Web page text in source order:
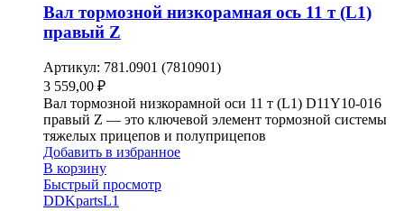
Вал тормозной низкорамная ось 11 т (L1)
правый Z
Артикул: 781.0901 (7810901)
3 559,00 ₽
Вал тормозной низкорамной оси 11 т (L1) D11Y10-016
правый Z — это ключевой элемент тормозной системы
тяжелых прицепов и полуприцепов
Добавить в избранное
В корзину
Быстрый просмотр
DDKpartsL1